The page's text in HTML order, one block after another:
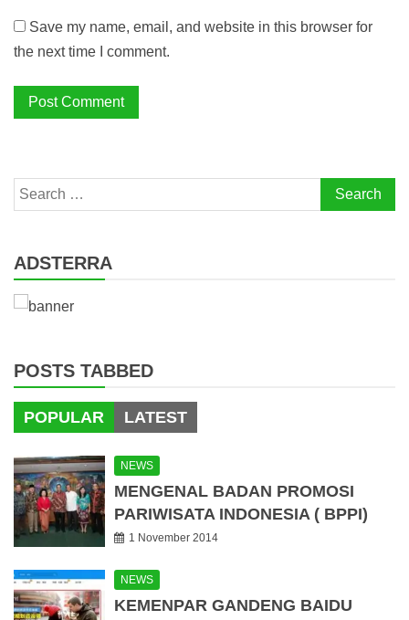
Save my name, email, and website in this browser for
the next time I comment.
Search
for:
ADSTERRA
POSTS TABBED
POPULAR LATEST
NEWS
MENGENAL BADAN PROMOSI
PARIWISATA INDONESIA ( BPPI)
1 November 2014
NEWS
KEMENPAR GANDENG BAIDU